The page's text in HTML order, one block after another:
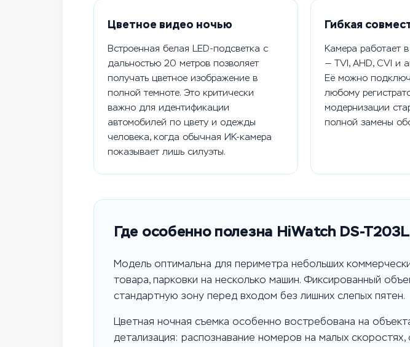
Цветное видео ночью
Встроенная белая LED-подсветка с
дальностью 20 метров позволяет
получать цветное изображение в
полной темноте. Это критически
важно для идентификации
автомобилей по цвету и одежды
человека, когда обычная ИК-камера
показывает лишь силуэты.
Гибкая
Камера работает
— TVI, AHD, CVI и
Её можно
любому
модернизации
полной замены
Где особенно полезна HiWatch DS-
Модель оптимальна для периметра небольших
товара, парковки на несколько машин. Фиксированный
стандартную зону перед входом без лишних слепых пятен.
Цветная ночная съемка особенно востребована на
детализация: распознавание номеров на малых